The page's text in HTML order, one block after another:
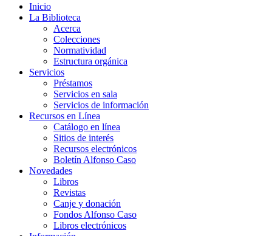
Inicio
La Biblioteca
Acerca
Colecciones
Normatividad
Estructura orgánica
Servicios
Préstamos
Servicios en sala
Servicios de información
Recursos en Línea
Catálogo en línea
Sitios de interés
Recursos electrónicos
Boletín Alfonso Caso
Novedades
Libros
Revistas
Canje y donación
Fondos Alfonso Caso
Libros electrónicos